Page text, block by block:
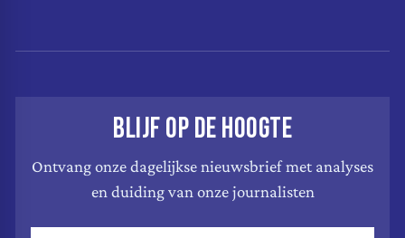
BLIJF OP DE HOOGTE
Ontvang onze dagelijkse nieuwsbrief met analyses
en duiding van onze journalisten